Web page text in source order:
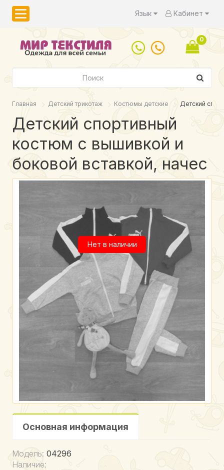
Язык Кабинет
0
Главная Детский трикотаж Костюмы детские Детский
Детский спортивный
костюм с вышивкой и
боковой вставкой, начес
Нет в наличии
Основная информация
Модель: 04296
Наличие: